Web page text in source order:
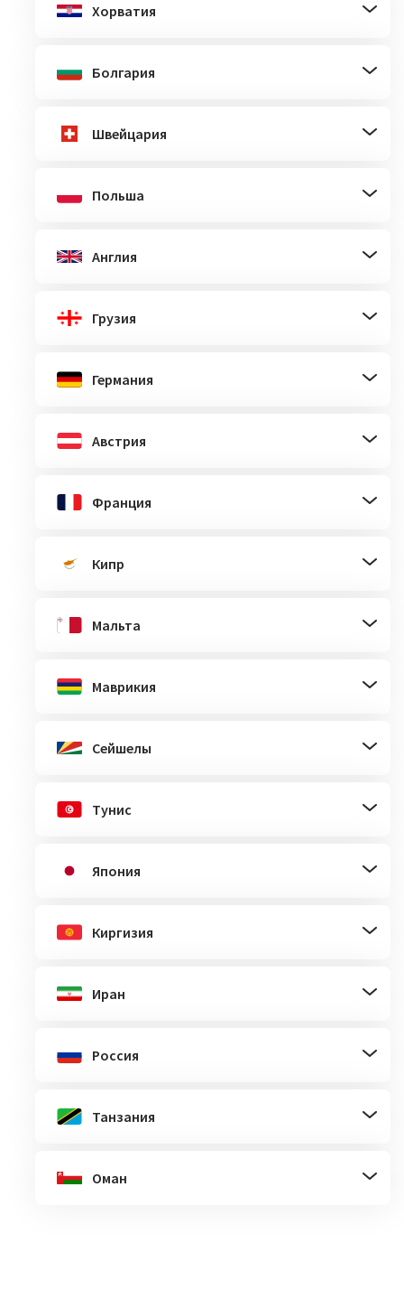
Хорватия
Болгария
Швейцария
Польша
Англия
Грузия
Германия
Австрия
Франция
Кипр
Мальта
Маврикия
Сейшелы
Тунис
Япония
Киргизия
Иран
Россия
Танзания
Оман